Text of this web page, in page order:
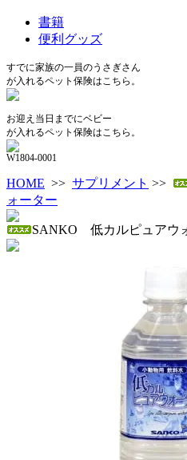
書籍
便利グッズ
すでに家族の一員のうさぎさん
が入れるペット保険はこちら。
お迎え当日までにベビー
が入れるペット保険はこちら。
W1804-0001
HOME >> サプリメント >>
ォーター
SANKO 低カルピュアウ